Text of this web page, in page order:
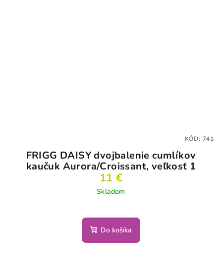
FRIGG DAISY dvojbalenie cumlíkov
kaučuk Aurora/Croissant, veľkosť 1
11 €
Skladom
Do košíka
KÓD: 741